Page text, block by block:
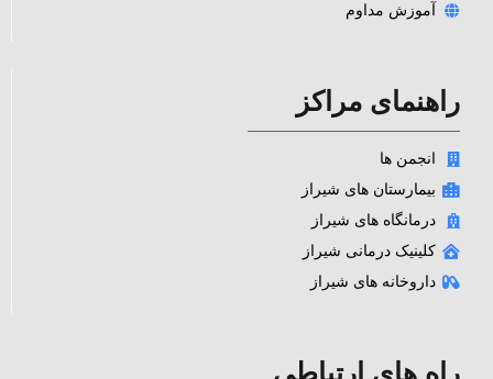
آموزش مداوم
راهنمای مراکز
انجمن ها
بیمارستان های شیراز
درمانگاه های شیراز
کلینیک درمانی شیراز
داروخانه های شیراز
راه های ارتباطی